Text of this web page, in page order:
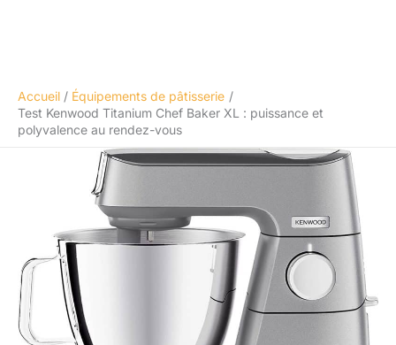
Accueil
Équipements de pâtisserie
Test Kenwood Titanium Chef Baker XL : puissance et
polyvalence au rendez-vous